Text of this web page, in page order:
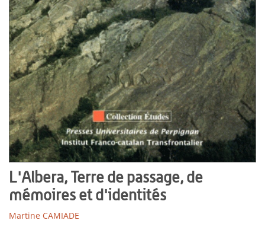
L'Albera, Terre de passage, de
mémoires et d'identités
Martine CAMIADE